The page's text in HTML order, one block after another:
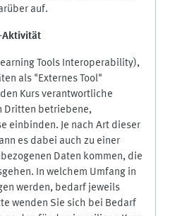
auf.
Aktivität
Tools Interoperability),
als "Externes Tool"
Kurs verantwortliche
Dritten betriebene,
einbinden. Je nach Art dieser
es dabei auch zu einer
Daten kommen, die
In welchem Umfang in
werden, bedarf jeweils
wenden Sie sich bei Bedarf